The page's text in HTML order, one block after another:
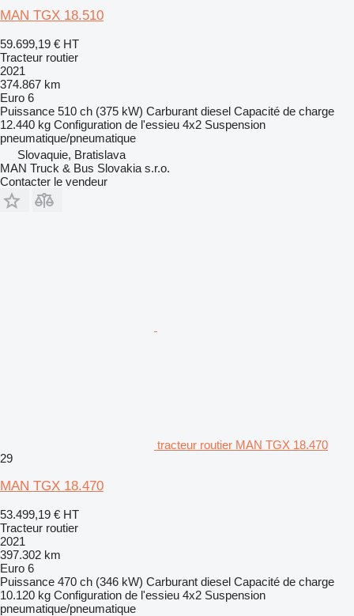
MAN TGX 18.510
59.699,19 € HT
Tracteur routier
2021
374.867 km
Euro 6
Puissance 510 ch (375 kW) Carburant diesel Capacité de charge
12.440 kg Configuration de l'essieu 4x2 Suspension
pneumatique/pneumatique
Slovaquie, Bratislava
MAN Truck & Bus Slovakia s.r.o.
Contacter le vendeur
tracteur routier MAN TGX 18.470
29
MAN TGX 18.470
53.499,19 € HT
Tracteur routier
2021
397.302 km
Euro 6
Puissance 470 ch (346 kW) Carburant diesel Capacité de charge
10.120 kg Configuration de l'essieu 4x2 Suspension
pneumatique/pneumatique